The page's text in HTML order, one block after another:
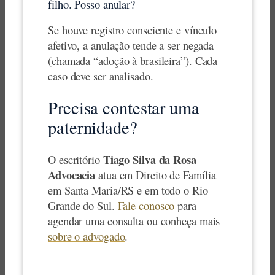
filho. Posso anular?
Se houve registro consciente e vínculo
afetivo, a anulação tende a ser negada
(chamada “adoção à brasileira”). Cada
caso deve ser analisado.
Precisa contestar uma
paternidade?
O escritório Tiago Silva da Rosa
Advocacia atua em Direito de Família
em Santa Maria/RS e em todo o Rio
Grande do Sul. Fale conosco para
agendar uma consulta ou conheça mais
sobre o advogado.